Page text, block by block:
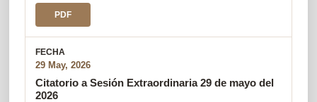
PDF
29 May, 2026
Citatorio a Sesión Extraordinaria 29 de mayo del
2026